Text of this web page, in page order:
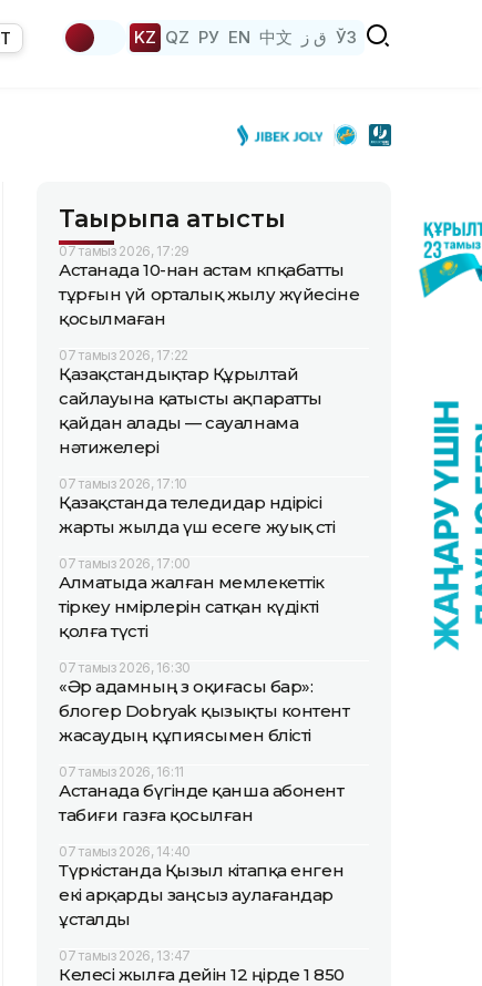
KZ QZ РУ EN 中文 ق ز ЎЗ
Тақырыпқа қатысты
07 тамыз 2026, 17:29
Астанада 10-нан астам көпқабатты
тұрғын үй орталық жылу жүйесіне
қосылмаған
07 тамыз 2026, 17:22
Қазақстандықтар Құрылтай
сайлауына қатысты ақпаратты
қайдан алады — сауалнама
нәтижелері
07 тамыз 2026, 17:10
Қазақстанда теледидар өндірісі
жарты жылда үш есеге жуық өсті
07 тамыз 2026, 17:00
Алматыда жалған мемлекеттік
тіркеу нөмірлерін сатқан күдікті
қолға түсті
07 тамыз 2026, 16:30
«Әр адамның өз оқиғасы бар»:
блогер Dobryak қызықты контент
жасаудың құпиясымен бөлісті
07 тамыз 2026, 16:11
Астанада бүгінде қанша абонент
табиғи газға қосылған
07 тамыз 2026, 14:40
Түркістанда Қызыл кітапқа енген
екі арқарды заңсыз аулағандар
ұсталды
07 тамыз 2026, 13:47
Келесі жылға дейін 12 өңірде 1 850